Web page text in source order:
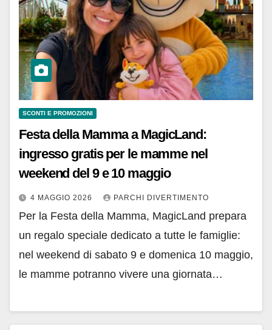
SCONTI E PROMOZIONI
Festa della Mamma a MagicLand:
ingresso gratis per le mamme nel
weekend del 9 e 10 maggio
4 MAGGIO 2026 PARCHI DIVERTIMENTO
Per la Festa della Mamma, MagicLand prepara
un regalo speciale dedicato a tutte le famiglie:
nel weekend di sabato 9 e domenica 10 maggio,
le mamme potranno vivere una giornata…